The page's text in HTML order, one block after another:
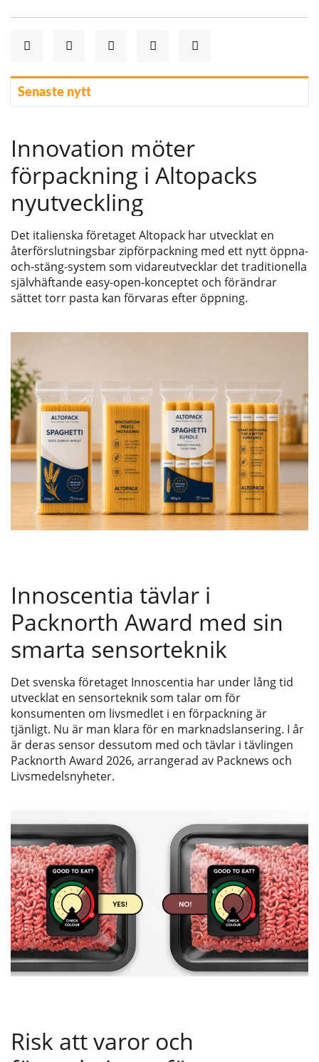
Senaste nytt
Innovation möter
förpackning i Altopacks
nyutveckling
Det italienska företaget Altopack har utvecklat en
återförslutningsbar zipförpackning med ett nytt öppna-
och-stäng-system som vidareutvecklar det traditionella
självhäftande easy-open-konceptet och förändrar
sättet torr pasta kan förvaras efter öppning.
Innoscentia tävlar i
Packnorth Award med sin
smarta sensorteknik
Det svenska företaget Innoscentia har under lång tid
utvecklat en sensorteknik som talar om för
konsumenten om livsmedlet i en förpackning är
tjänligt. Nu är man klara för en marknadslansering. I år
är deras sensor dessutom med och tävlar i tävlingen
Packnorth Award 2026, arrangerad av Packnews och
Livsmedelsnyheter.
Risk att varor och